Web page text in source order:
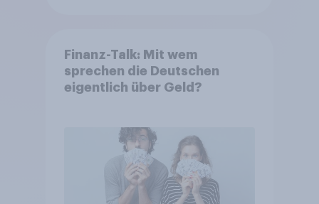
Finanz-Talk: Mit wem
sprechen die Deutschen
eigentlich über Geld?